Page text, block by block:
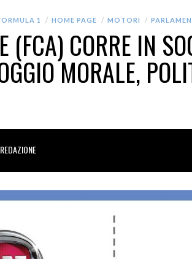
1 HOME PAGE MOTORI
(FCA) CORRE IN
MORALE,
REDAZIONE